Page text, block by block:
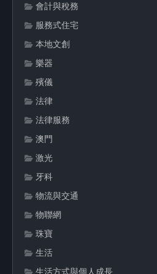
會計與稅務
服務式住宅
本地文創
樂器
殯儀
法律
法律服務
澳門
激光
牙科
物流與交通
物聯網
珠寶
生活
生活方式與個人成長